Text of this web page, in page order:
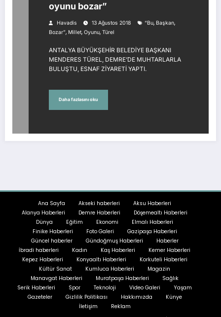
oyunu bozar”
Havadis 13 Ağustos 2018 “Bu, Başkan,
Bozar”, Millet, Oyunu, Türel
ANTALYA BÜYÜKŞEHİR BELEDİYE BAŞKANI
MENDERES TÜREL, DEMRE’DE MUHTARLARLA
BULUŞTU, ESNAF ZİYARETİ YAPTI.
Daha fazlasını oku
Ana Sayfa Akseki haberleri
Aksu Haberleri
Alanya Haberleri
Demre Haberleri
Döşemealtı Haberleri
Dünya
Eğitim Ekonomi
Elmalı Haberleri
Finike Haberleri
Foto Galeri
Gazipaşa Haberleri
Güncel haberler
Gündoğmuş Haberleri
Haberler
İbradi haberleri
Kadın Kaş Haberleri
Kemer Haberleri
Kepez Haberleri
Konyaaltı Haberleri
Korkuteli Haberleri
Kültür Sanat
Kumluca Haberleri
Magazin
Manavgat Haberleri
Muratpaşa Haberleri
Sağlık
Serik Haberleri
Spor Teknoloji Video Galeri
Yaşam
Gazeteler
Gizlilik Politikası Hakkımızda
Künye
İletişim
Reklam